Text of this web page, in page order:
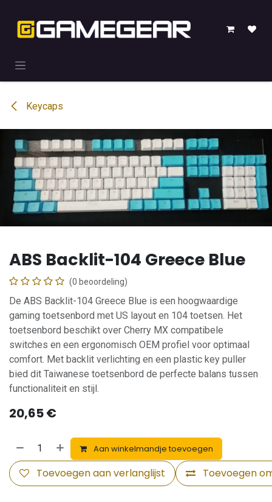
Keycaps
ABS Backlit-104 Greece Blue
(0 beoordeling)
De ABS Backlit-104 Greece Blue is een hoogwaardige
gaming toetsenbord met US layout en 104 toetsen. Het
toetsenbord beschikt over Cherry MX compatibele
switches en een ergonomisch OEM profiel voor optimaal
comfort. Met backlit verlichting en een plastic key puller
bied dit Taiwanese toetsenbord de perfecte balans tussen
functionaliteit en stijl.
20,65€
Aan winkelmandje toevoegen
Toevoegen
Toevoegen aan verlanglijst